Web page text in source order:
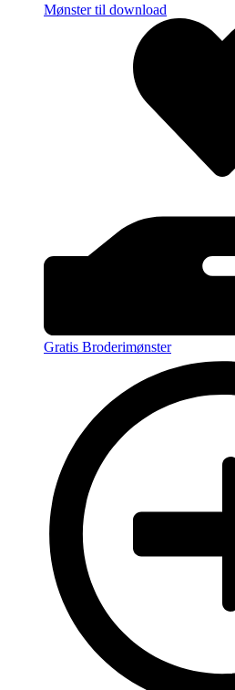
Mønster til download
Gratis Broderimønster